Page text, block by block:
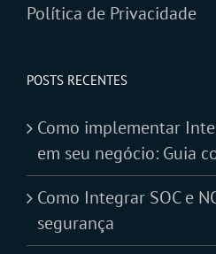
Política de Privacidade
POSTS RECENTES
Como implementar
em seu negócio: Guia
Como Integrar SOC e
segurança